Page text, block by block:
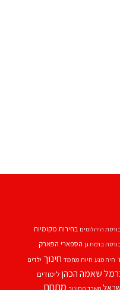
היהלומים בחירות מקומיות
ברמת גן הספארי הפארק
חיה מנע חיות מחמד חינוך ילדים
שאמה הכהן לימודים
משרד החינוך מתחם